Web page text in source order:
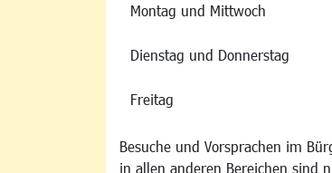
Montag und Mittwoch
Dienstag und Donnerstag
Freitag
Besuche und Vorsprachen im
in allen anderen Bereichen sind